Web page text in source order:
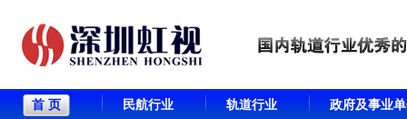
首 页 民航行业 轨道行业 政府及事业